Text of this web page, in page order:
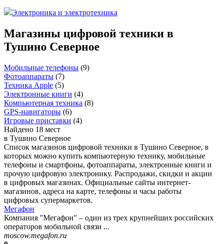
Электроника и электротехника
Магазины цифровой техники в
Тушино Северное
Мобильные телефоны (9)
Фотоаппараты (7)
Техника Apple (5)
Электронные книги (4)
Компьютерная техника (8)
GPS-навигаторы (6)
Игровые приставки (4)
Найдено 18 мест
в Тушино Северное
Список магазинов цифровой техники в Тушино Северное, в
которых можно купить компьютерную технику, мобильные
телефоны и смартфоны, фотоаппараты, электронные книги и
прочую цифровую электронику. Распродажи, скидки и акции
в цифровых магазинах. Официальные сайты интернет-
магазинов, адреса на карте, телефоны и часы работы
цифровых супермаркетов.
Мегафон
Компания "Мегафон" – один из трех крупнейших российских
операторов мобильной связи ...
moscow.megafon.ru